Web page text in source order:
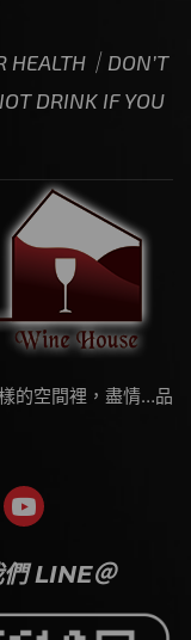
HEALTH｜DON’T
DRINK IF YOU
的空間裡，盡情…品
LINE＠